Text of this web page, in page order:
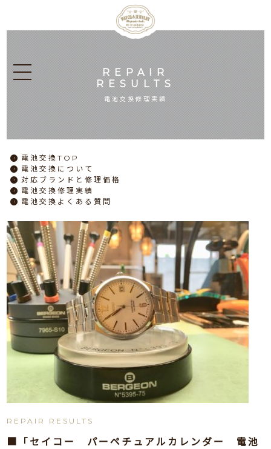
REPAIR
RESULTS
電池交換修理実績
電池交換TOP
電池交換 について
対応ブランドと修理価格
電池交換修理実績
電池交換 よくある質問
REPAIR RESULTS
■「セイコー パーペチュアルカレンダー 電池